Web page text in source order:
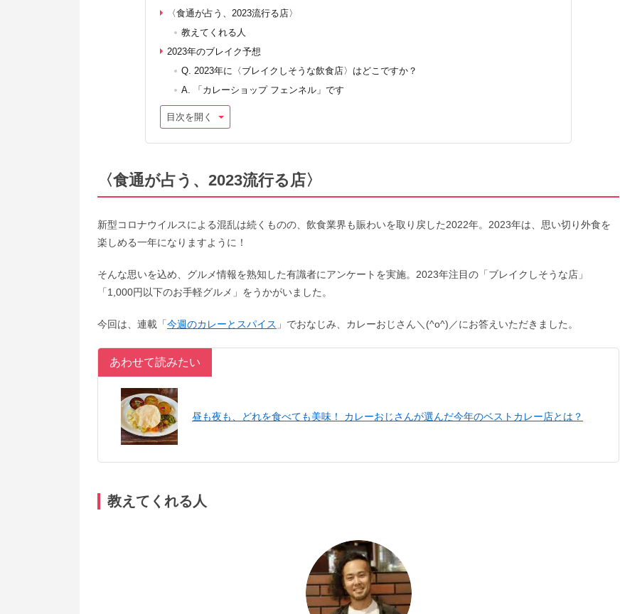
〈食通が占う、2023流行る店〉
教えてくれる人
2023年のブレイク予想
Q. 2023年に〈ブレイクしそうな飲食店〉はどこですか？
A. 「カレーショップ フェンネル」です
目次を開く
〈食通が占う、2023流行る店〉
新型コロナウイルスによる混乱は続くものの、飲食業界も賑わいを取り戻した2022年。2023年は、思い切り外食を
楽しめる一年になりますように！
そんな思いを込め、グルメ情報を熟知した有識者にアンケートを実施。2023年注目の「ブレイクしそうな店」
「1,000円以下のお手軽グルメ」をうかがいました。
今回は、連載「今週のカレーとスパイス 」でおなじみ、カレーおじさん＼(^o^)／にお答えいただきました。
あわせて読みたい
昼も夜も、どれを食べても美味！ カレーおじさんが選んだ今年のベストカレー店とは？
教えてくれる人